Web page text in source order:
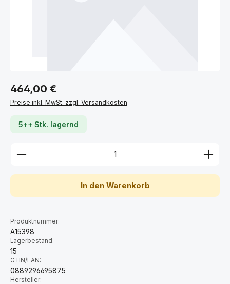
Regulärer Preis:
464,00 €
Preise inkl. MwSt. zzgl. Versandkosten
5++ Stk. lagernd
Produkt Anzahl: Gib den gewünschten Wert ein
In den Warenkorb
Produktnummer:
A15398
Lagerbestand:
15
GTIN/EAN:
0889296695875
Hersteller: